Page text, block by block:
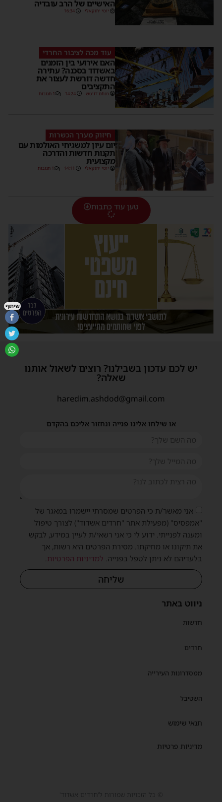
האישיים של הרב עובדיה
יוסי יחזקאלי 16:34
עוד מכה לציבור החרדי
האם אירועי בין הזמנים
באשדוד בסכנה? עתירה
חדשה דורשת לעצור את
התקציבים
מנחם דויטש 14:24 1 תגובות
חיזוק מערך הכשרות
יום עיון למשגיחי האולמות עם
תקנות חדשות והדרכה
מקצועית
יוסי יחזקאלי 14:11 1 תגובות
טען עוד כתבות
ניווט באתר
חדשות
חרדים
ממסדרונות העירייה
השטיבל
תנאי שימוש
מדיניות פרטיות
יש לכם עדכון בשבילנו? רוצים לשאול אותנו
שאלה?
haredim.ashdod@gmail.com
או שילחו אלינו פנייה ונחזור אליכם בהקדם
אני מאשר/ת כי הפרטים שמסרתי יישמרו במאגר של
"אמפסיס" (מפעילת אתר "חרדים אשדוד") לצורך טיפול
ומענה לפנייתי. ידוע לי כי אני רשאי/ת לעיין במידע, לבקש
את תיקונו או מחיקתו. מסירת הפרטים היא רשות, אך
בלעדיהם לא ניתן לטפל בפנייה. למדיניות הפרטיות
שליחה
© כל הזכויות שמורות ל'חרדים אשדוד'
שיתוף